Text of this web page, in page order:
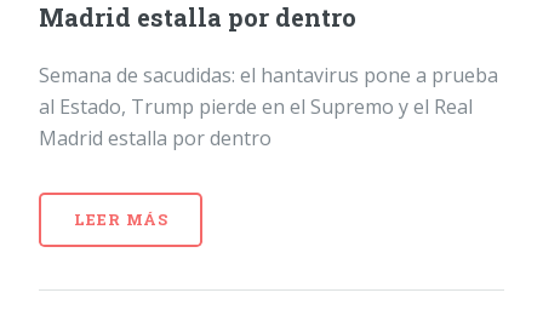
Madrid estalla por dentro
Semana de sacudidas: el hantavirus pone a prueba
al Estado, Trump pierde en el Supremo y el Real
Madrid estalla por dentro
LEER MÁS